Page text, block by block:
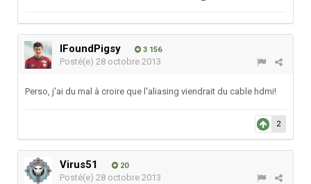
IFoundPigsy 3 156
Posté(e) 28 octobre 2013
Perso, j'ai du mal à croire que l'aliasing viendrait du cable hdmi!
2
Virus51 20
Posté(e) 28 octobre 2013